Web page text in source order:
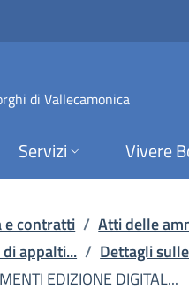
PER
di Vallecamonica
Servizi Vivere
e contratti / Atti delle
appalti... / Dettagli
EDIZIONE DIGITAL...